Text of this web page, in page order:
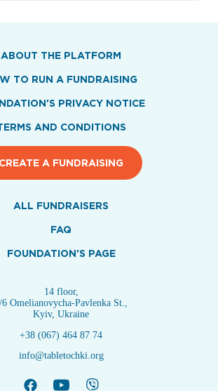
ABOUT THE PLATFORM
TO RUN A FUNDRAISING
PRIVACY NOTICE
AND CONDITIONS
CREATE A FUNDRAISING
ALL FUNDRAISERS
FAQ
FOUNDATION'S PAGE
14 floor,
6 Omelianovycha-Pavlenka St.,
Kyiv, Ukraine
+38 (067) 464 87 74
info@tabletochki.org